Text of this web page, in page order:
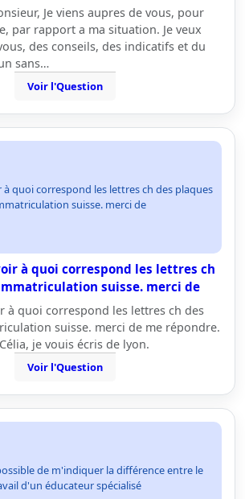
Je viens aupres de vous, pour
par rapport a ma situation. Je veux
des conseils, des indicatifs et du
sans…
Voir l'Question
à quoi correspond les lettres ch des plaques
suisse. merci de
à quoi correspond les lettres ch
suisse. merci de
à quoi correspond les lettres ch des
suisse. merci de me répondre.
je vouis écris de lyon.
Voir l'Question
de m'indiquer la différence entre le
d'un éducateur spécialisé